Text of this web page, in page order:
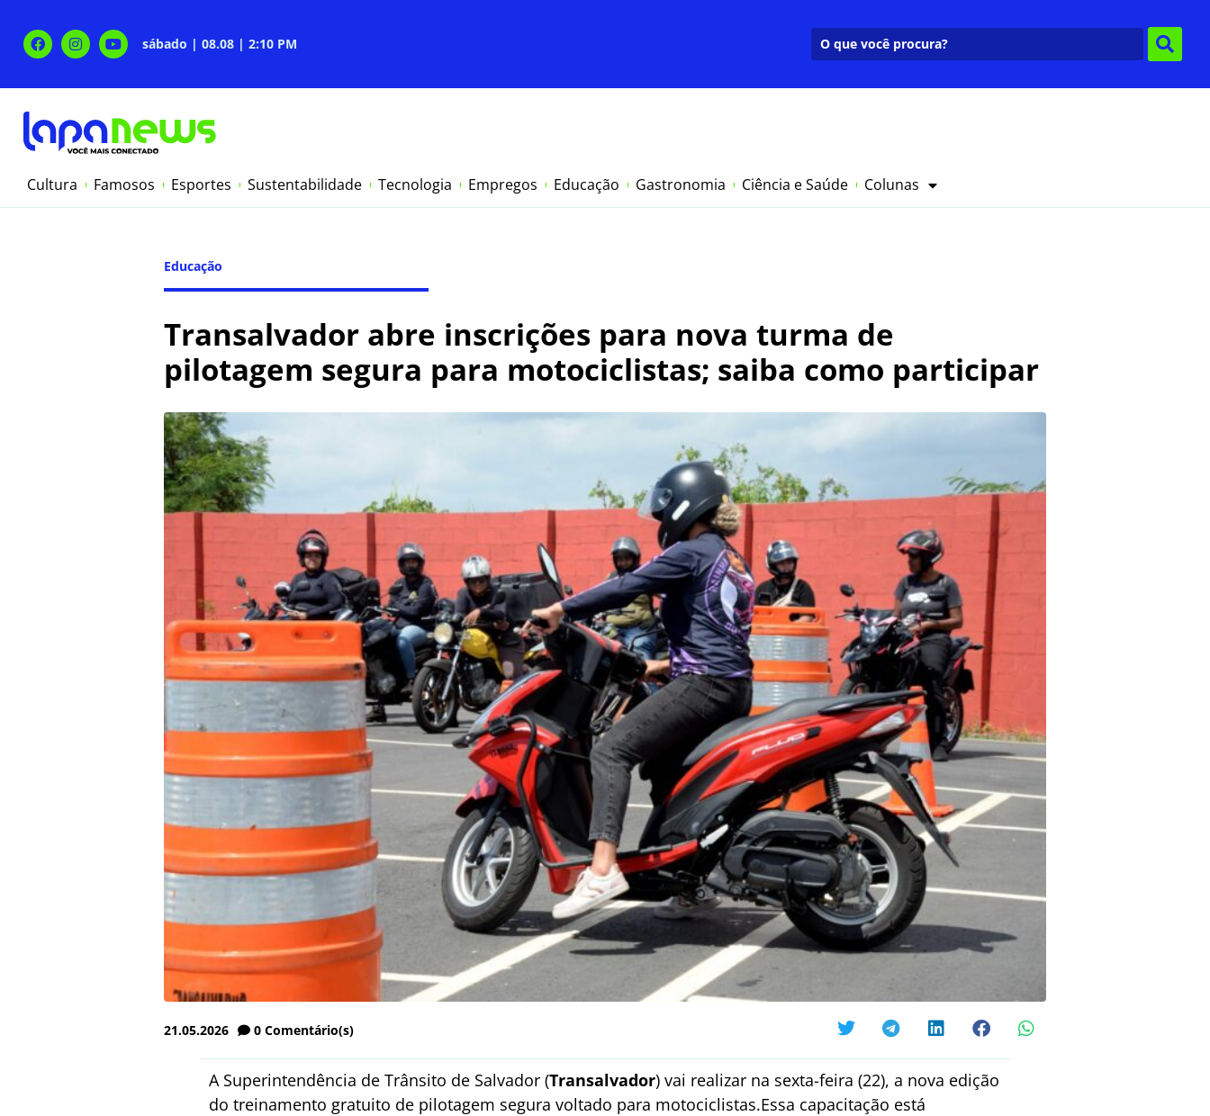
sábado | 08.08 | 2:10 PM
Cultura Famosos Esportes Sustentabilidade Tecnologia Empregos Educação Gastronomia Ciência e Saúde Colunas
Educação
Transalvador abre inscrições para nova turma de
pilotagem segura para motociclistas; saiba como participar
21.05.2026 0 Comentário(s)
A Superintendência de Trânsito de Salvador (Transalvador) vai realizar na sexta-feira (22), a nova edição
do treinamento gratuito de pilotagem segura voltado para motociclistas.Essa capacitação está